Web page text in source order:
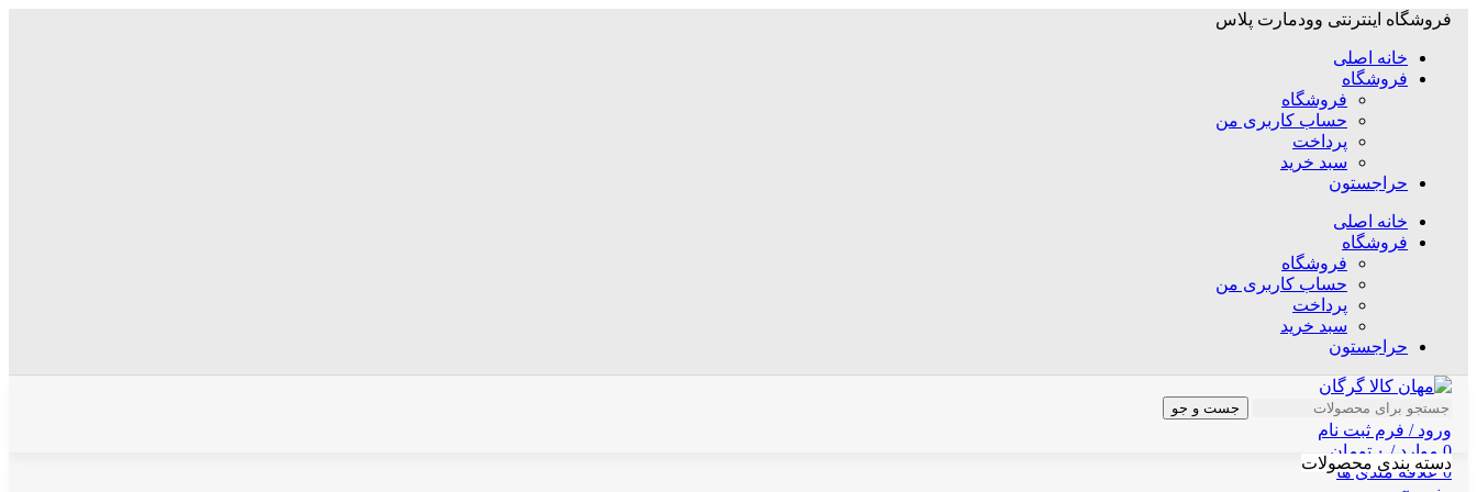
فروشگاه اینترنتی وودمارت پلاس
خانه اصلی
فروشگاه
فروشگاه
حساب کاربری من
پرداخت
سبد خرید
حراجستون
خانه اصلی
فروشگاه
فروشگاه
حساب کاربری من
پرداخت
سبد خرید
حراجستون
جست و جو
ورود / فرم ثبت نام
0 موارد / ۰ تومان
0 علاقه مندی ها
دسته بندی محصولات